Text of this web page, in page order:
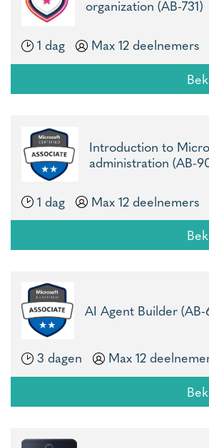
organization (AB-731)
1 dag
Max 12 deelnemers
Introduction to
administration (AB-
1 dag
Max 12 deelnemers
AI Agent Builder (AB-
3 dagen
Max 12